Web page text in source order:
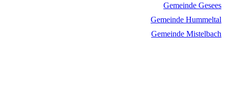
Gemeinde Gesees
Gemeinde Hummeltal
Gemeinde Mistelbach